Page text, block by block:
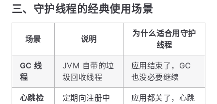
三、守护线程的经典使用场景
场景 说明
为什么适合用守护
线程
GC 线
程
JVM 自带的垃
圾回收线程
应用结束了，GC
也没必要继续
心跳检
定期向注册中
应用都关了，心跳